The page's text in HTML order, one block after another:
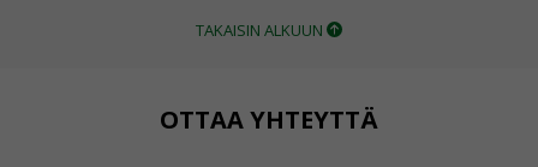
TAKAISIN ALKUUN
OTTAA YHTEYTTÄ